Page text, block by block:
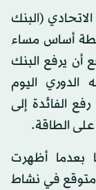
(البنك
الفائدة بواقع 25 نقطة أساس مساء
أن يرفع البنك
الدوري اليوم
الفائدة إلى
الطاقة.
بعدما أظهرت
متوقع في نشاط